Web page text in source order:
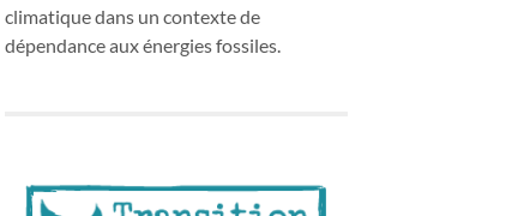
climatique dans un contexte de
dépendance aux énergies fossiles.